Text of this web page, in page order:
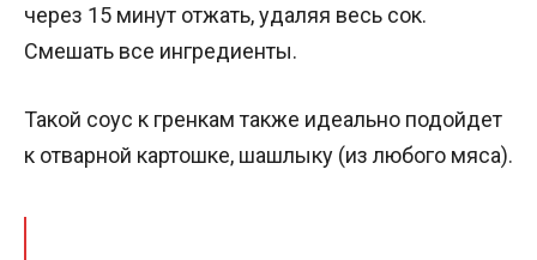
через 15 минут отжать, удаляя весь сок.
Смешать все ингредиенты.
Такой соус к гренкам также идеально подойдет
к отварной картошке, шашлыку (из любого мяса).